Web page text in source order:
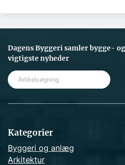
Dagens Byggeri samler bygge-
vigtigste nyheder
Kategorier
Byggeri og anlæg
Arkitektur